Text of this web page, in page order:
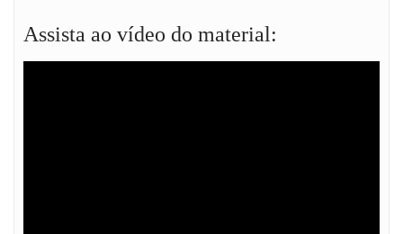
Assista ao vídeo do material: